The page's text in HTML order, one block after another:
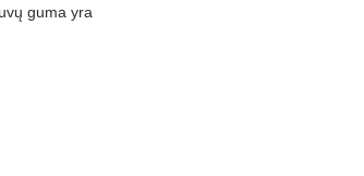
guma yra